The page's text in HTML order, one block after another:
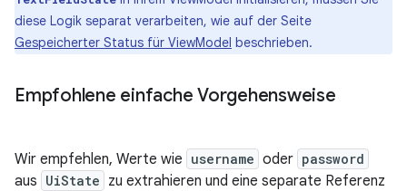
diese Logik separat verarbeiten, wie auf der Seite
Gespeicherter Status für ViewModel beschrieben.
Empfohlene einfache Vorgehensweise
Wir empfehlen, Werte wie username oder password
aus UiState zu extrahieren und eine separate Referenz